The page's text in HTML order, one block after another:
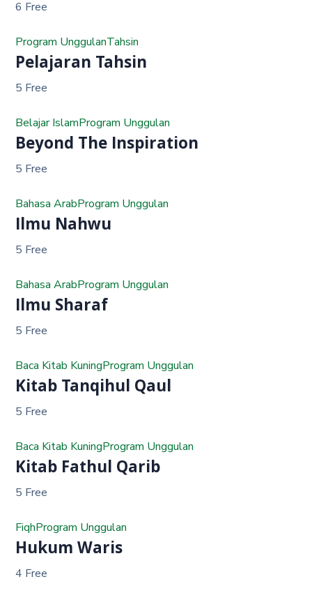
6 Free
Program UnggulanTahsin
Pelajaran Tahsin
5 Free
Belajar IslamProgram Unggulan
Beyond The Inspiration
5 Free
Bahasa ArabProgram Unggulan
Ilmu Nahwu
5 Free
Bahasa ArabProgram Unggulan
Ilmu Sharaf
5 Free
Baca Kitab KuningProgram Unggulan
Kitab Tanqihul Qaul
5 Free
Baca Kitab KuningProgram Unggulan
Kitab Fathul Qarib
5 Free
FiqhProgram Unggulan
Hukum Waris
4 Free